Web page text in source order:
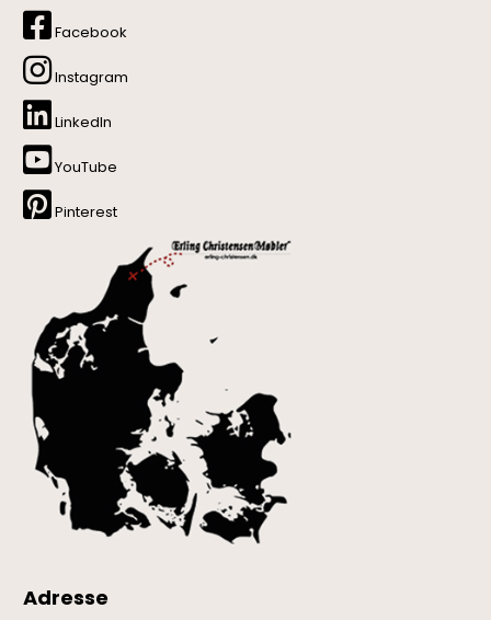
Facebook
Instagram
LinkedIn
YouTube
Pinterest
Adresse